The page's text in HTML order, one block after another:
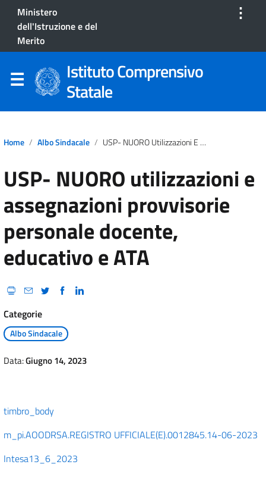
Ministero
dell'Istruzione e del
Merito
⋮
Istituto Comprensivo
Statale
Home Albo Sindacale USP- NUORO Utilizzazioni E Assegnazioni Provvisorie Personale Docente, Educativo E ATA
USP- NUORO utilizzazioni e
assegnazioni provvisorie
personale docente,
educativo e ATA
Categorie
Albo Sindacale
Data:Giugno 14, 2023
timbro_body
m_pi.AOODRSA.REGISTRO UFFICIALE(E).0012845.14-06-2023
Intesa13_6_2023